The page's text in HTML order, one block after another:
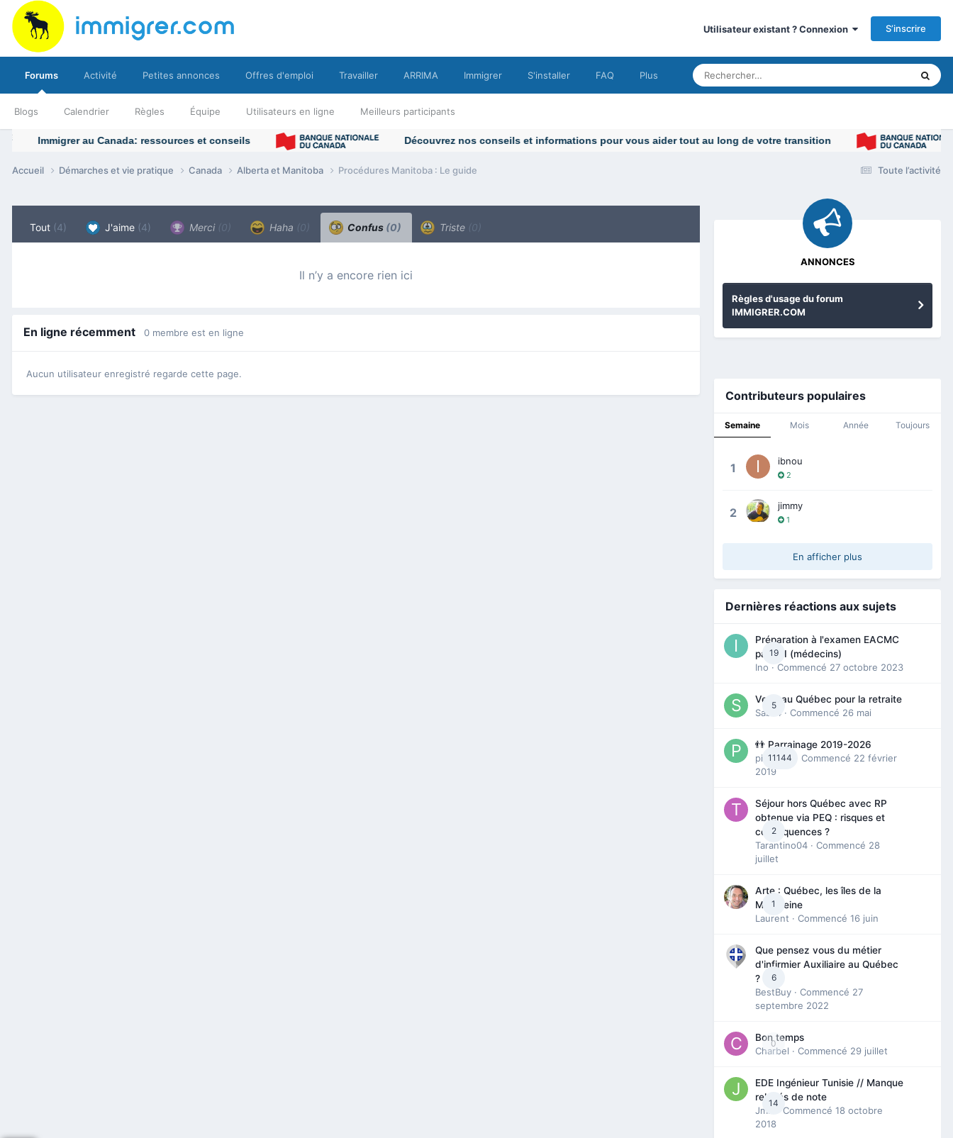
Utilisateur existant ? Connexion S’inscrire
Forums
Blogs Calendrier Règles Équipe Utilisateurs en ligne Meilleurs participants
Activité Petites annonces Offres d'emploi Travailler ARRIMA Immigrer S'installer FAQ Plus
Toute l’activité
Accueil Démarches et vie pratique Canada Alberta et Manitoba Procédures Manitoba : Le guide
Tout (4) J'aime (4) Merci (0) Haha (0) Confus (0) Triste (0)
Il n’y a encore rien ici
En ligne récemment 0 membre est en ligne
Aucun utilisateur enregistré regarde cette page.
ANNONCES
Règles d'usage du forum
IMMIGRER.COM
Contributeurs populaires
Semaine Mois Année Toujours
1 ibnou
2
2 jimmy
1
En afficher plus
Dernières réactions aux sujets
19
Préparation à l'examen EACMC
partie I (médecins)
Ino · Commencé 27 octobre 2023
5
Venir au Québec pour la retraite
Sab74 · Commencé 26 mai
11144
👬 Parrainage 2019-2026
piinoush
· Commencé 22 février
2019
2
Séjour hors Québec avec RP
obtenue via PEQ : risques et
conséquences ?
Tarantino04 · Commencé 28
juillet
1
Arte : Québec, les îles de la
Madeleine
Laurent · Commencé 16 juin
6
Que pensez vous du métier
d'infirmier Auxiliaire au Québec
?
BestBuy · Commencé 27
septembre 2022
0
Bon temps
Charbel · Commencé 29 juillet
14
EDE Ingénieur Tunisie // Manque
relevés de note
Jmili
· Commencé 18 octobre
2018